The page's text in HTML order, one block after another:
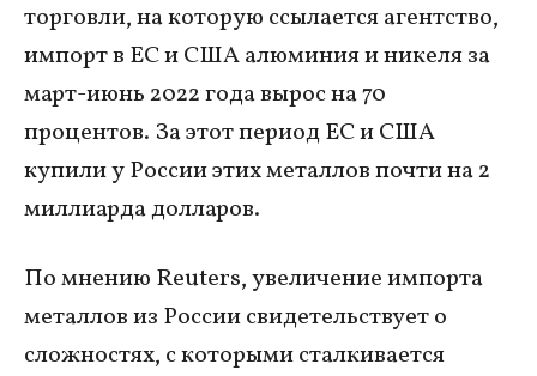
торговли, на которую ссылается агентство,
импорт в ЕС и США алюминия и никеля за
март-июнь 2022 года вырос на 70
процентов. За этот период ЕС и США
купили у России этих металлов почти на 2
миллиарда долларов.
По мнению Reuters, увеличение импорта
металлов из России свидетельствует о
сложностях, с которыми сталкивается